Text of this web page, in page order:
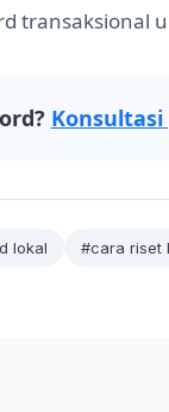
transaksional
Konsultasi
lokal #cara riset